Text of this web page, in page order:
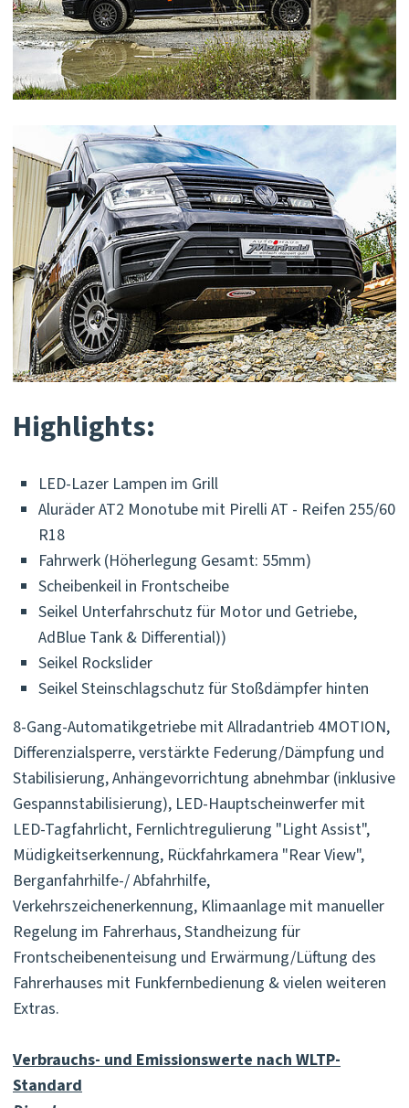
Highlights:
LED-Lazer Lampen im Grill
Aluräder AT2 Monotube mit Pirelli AT - Reifen 255/60
R18
Fahrwerk (Höherlegung Gesamt: 55mm)
Scheibenkeil in Frontscheibe
Seikel Unterfahrschutz für Motor und Getriebe,
AdBlue Tank & Differential))
Seikel Rockslider
Seikel Steinschlagschutz für Stoßdämpfer hinten
8-Gang-Automatikgetriebe mit Allradantrieb 4MOTION,
Differenzialsperre, verstärkte Federung/Dämpfung und
Stabilisierung, Anhängevorrichtung abnehmbar (inklusive
Gespannstabilisierung), LED-Hauptscheinwerfer mit
LED-Tagfahrlicht, Fernlichtregulierung "Light Assist",
Müdigkeitserkennung, Rückfahrkamera "Rear View",
Berganfahrhilfe-/ Abfahrhilfe,
Verkehrszeichenerkennung, Klimaanlage mit manueller
Regelung im Fahrerhaus, Standheizung für
Frontscheibenenteisung und Erwärmung/Lüftung des
Fahrerhauses mit Funkfernbedienung & vielen weiteren
Extras.
Verbrauchs- und Emissionswerte nach WLTP-
Standard